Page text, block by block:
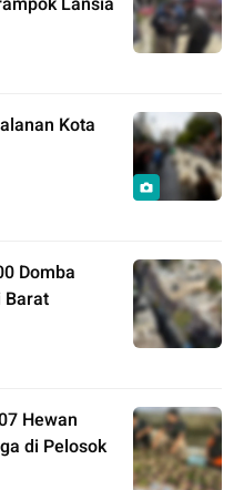
Kota
Domba
Barat
Hewan
di Pelosok